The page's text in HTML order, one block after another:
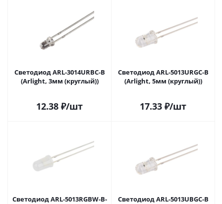
Светодиод ARL-3014URBC-B
(Arlight, 3мм (круглый))
12.38 ₽/шт
Светодиод ARL-5013URGC-B
(Arlight, 5мм (круглый))
17.33 ₽/шт
Светодиод ARL-5013RGBW-B-
Светодиод ARL-5013UBGC-B